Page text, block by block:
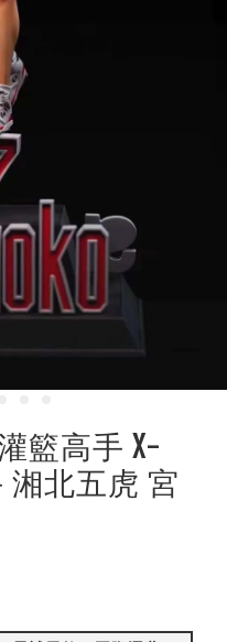
籃高手 X-
湘北五虎 宮